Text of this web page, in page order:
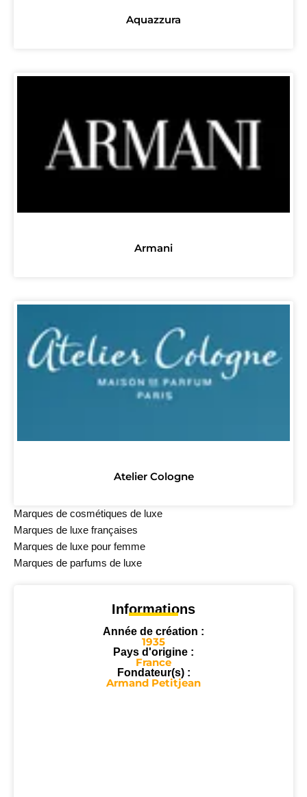
Aquazzura
Armani
Atelier Cologne
Marques de cosmétiques de luxe
Marques de luxe françaises
Marques de luxe pour femme
Marques de parfums de luxe
Informations
Année de création :
1935
Pays d'origine :
France
Fondateur(s) :
Armand Petitjean